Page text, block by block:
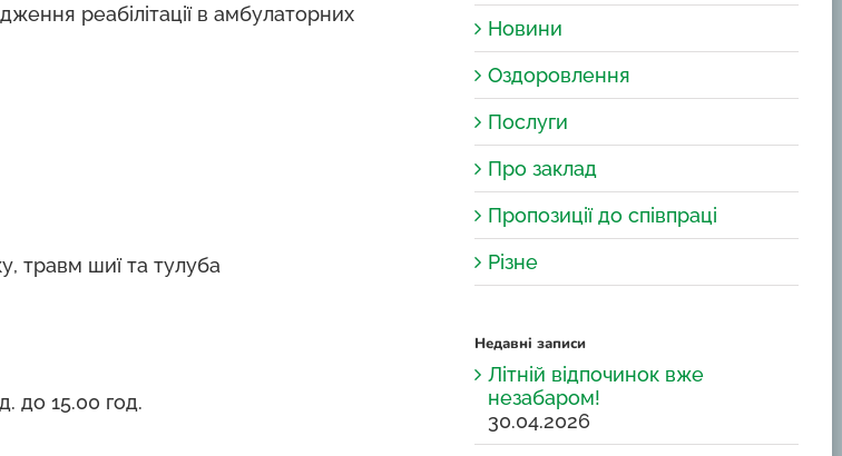
реабілітації в амбулаторних
травм шиї та тулуба
до 15.00 год.
Новини
Оздоровлення
Послуги
Про заклад
Пропозиції до співпраці
Різне
Недавні записи
Літній відпочинок вже
незабаром!
30.04.2026